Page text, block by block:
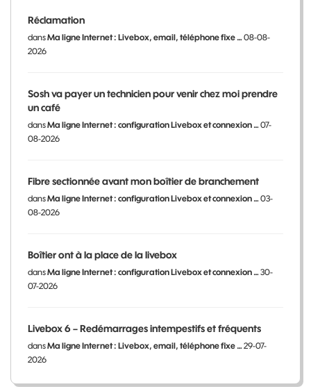
Réclamation
dansMa ligne Internet : Livebox, email, téléphone fixe …08-08-
2026
Sosh va payer un technicien pour venir chez moi prendre
un café
dansMa ligne Internet : configuration Livebox et connexion …07-
08-2026
Fibre sectionnée avant mon boîtier de branchement
dansMa ligne Internet : configuration Livebox et connexion …03-
08-2026
Boîtier ont à la place de la livebox
dansMa ligne Internet : configuration Livebox et connexion …30-
07-2026
Livebox 6 – Redémarrages intempestifs et fréquents
dansMa ligne Internet : Livebox, email, téléphone fixe …29-07-
2026